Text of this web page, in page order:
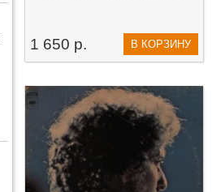
1 650 р. В КОРЗИНУ